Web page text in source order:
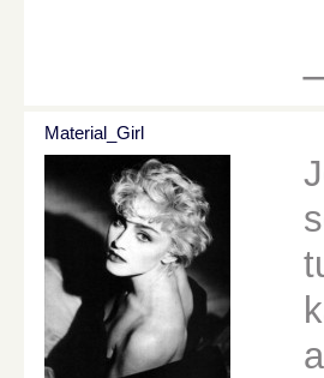
Material_Girl